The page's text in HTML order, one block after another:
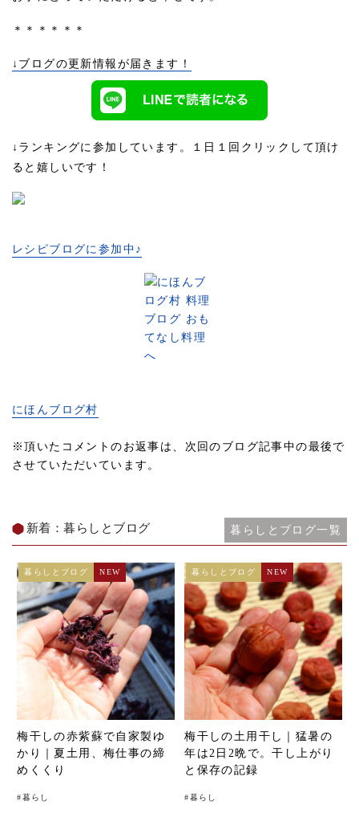
＊＊＊＊＊＊
↓ブログの更新情報が届きます！
↓ランキングに参加しています。１日１回クリックして頂け
ると嬉しいです！
レシピブログに参加中♪
にほんブログ村
※頂いたコメントのお返事は、次回のブログ記事中の最後で
させていただいています。
新着：暮らしとブログ 暮らしとブログ一覧
梅干しの赤紫蘇で自家製ゆ
かり｜夏土用、梅仕事の締
めくくり
#暮らし
暮らしとブログ NEW
梅干しの土用干し｜猛暑の
年は2日2晩で。干し上がり
と保存の記録
#暮らし
暮らしとブログ NEW